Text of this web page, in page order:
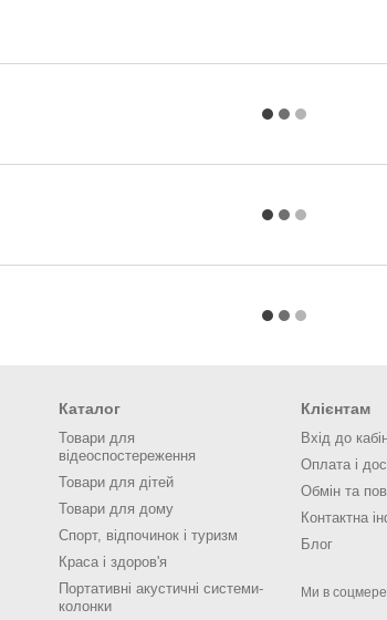
Каталог
Товари для
відеоспостереження
Товари для дітей
Товари для дому
Спорт, відпочинок і туризм
Краса і здоров'я
Портативні акустичні системи-
колонки
Клієнтам
Вхід до
Оплата і
Обмін та
Контактна
Блог
Ми в